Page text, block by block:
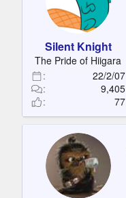
Silent Knight
The Pride of Hiigara
22/2/07
9,405
77